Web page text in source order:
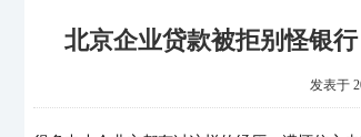
北京企业贷款被拒别怪银
发表于